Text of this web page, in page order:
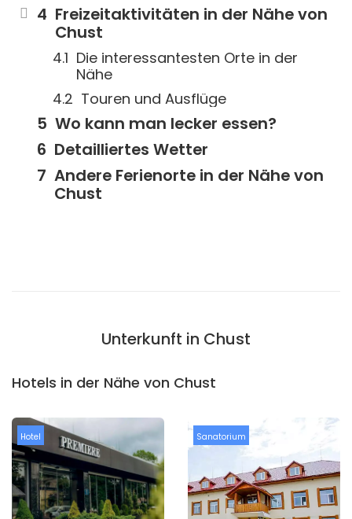
Freizeitaktivitäten in der Nähe von
Chust
Die interessantesten Orte in der
Nähe
Touren und Ausflüge
Wo kann man lecker essen?
Detailliertes Wetter
Andere Ferienorte in der Nähe von
Chust
Unterkunft in Chust
Hotels in der Nähe von Chust
Hotel Sanatorium